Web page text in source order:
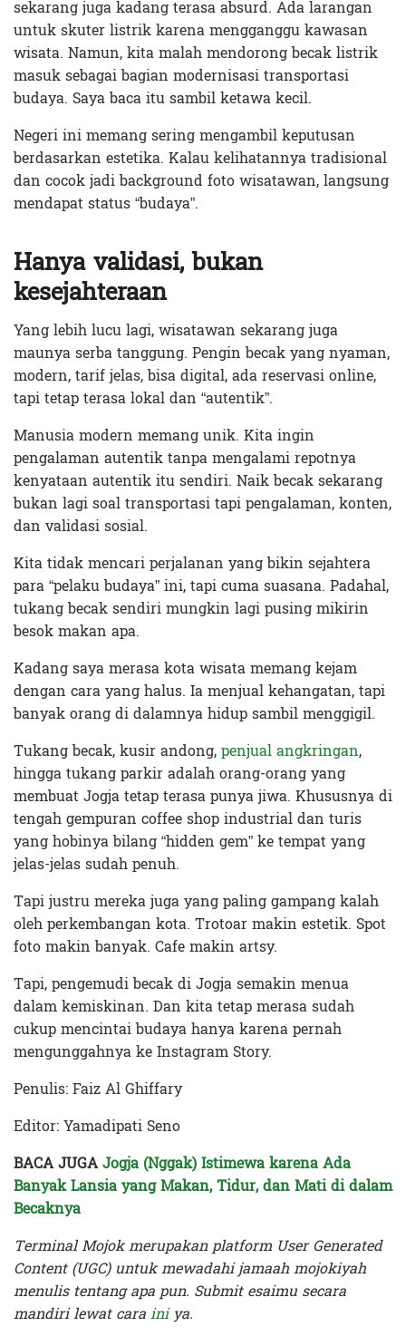
sekarang juga kadang terasa absurd. Ada larangan
untuk skuter listrik karena mengganggu kawasan
wisata. Namun, kita malah mendorong becak listrik
masuk sebagai bagian modernisasi transportasi
budaya. Saya baca itu sambil ketawa kecil.
Negeri ini memang sering mengambil keputusan
berdasarkan estetika. Kalau kelihatannya tradisional
dan cocok jadi background foto wisatawan, langsung
mendapat status “budaya”.
Hanya validasi, bukan
kesejahteraan
Yang lebih lucu lagi, wisatawan sekarang juga
maunya serba tanggung. Pengin becak yang nyaman,
modern, tarif jelas, bisa digital, ada reservasi online,
tapi tetap terasa lokal dan “autentik”.
Manusia modern memang unik. Kita ingin
pengalaman autentik tanpa mengalami repotnya
kenyataan autentik itu sendiri. Naik becak sekarang
bukan lagi soal transportasi tapi pengalaman, konten,
dan validasi sosial.
Kita tidak mencari perjalanan yang bikin sejahtera
para “pelaku budaya” ini, tapi cuma suasana. Padahal,
tukang becak sendiri mungkin lagi pusing mikirin
besok makan apa.
Kadang saya merasa kota wisata memang kejam
dengan cara yang halus. Ia menjual kehangatan, tapi
banyak orang di dalamnya hidup sambil menggigil.
Tukang becak, kusir andong,penjual angkringan,
hingga tukang parkir adalah orang-orang yang
membuat Jogja tetap terasa punya jiwa. Khususnya di
tengah gempuran coffee shop industrial dan turis
yang hobinya bilang “hidden gem” ke tempat yang
jelas-jelas sudah penuh.
Tapi justru mereka juga yang paling gampang kalah
oleh perkembangan kota. Trotoar makin estetik. Spot
foto makin banyak. Cafe makin artsy.
Tapi, pengemudi becak di Jogja semakin menua
dalam kemiskinan. Dan kita tetap merasa sudah
cukup mencintai budaya hanya karena pernah
mengunggahnya ke Instagram Story.
Penulis: Faiz Al Ghiffary
Editor: Yamadipati Seno
BACA JUGAJogja (Nggak) Istimewa karena Ada
Banyak Lansia yang Makan, Tidur, dan Mati di dalam
Becaknya
Terminal Mojok merupakan platform User Generated
Content (UGC) untuk mewadahi jamaah mojokiyah
menulis tentang apa pun. Submit esaimu secara
mandiri lewat carainiya.